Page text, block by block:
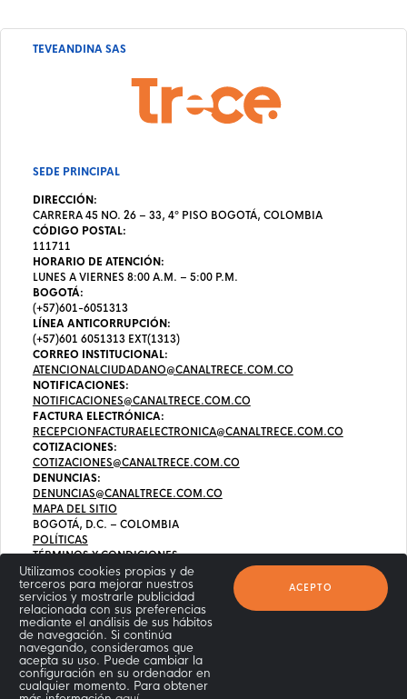
Utilizamos cookies propias y de
terceros para mejorar nuestros
servicios y mostrarle publicidad
relacionada con sus preferencias
mediante el análisis de sus hábitos
de navegación. Si continúa
navegando, consideramos que
acepta su uso. Puede cambiar la
configuración en su ordenador en
cualquier momento. Para obtener
ACEPTO
TEVEANDINA SAS
SEDE PRINCIPAL
DIRECCIÓN:
CARRERA 45 NO. 26 – 33, 4º PISO BOGOTÁ, COLOMBIA
CÓDIGO POSTAL:
111711
HORARIO DE ATENCIÓN:
LUNES A VIERNES 8:00 A.M. – 5:00 P.M.
BOGOTÁ:
(+57)601-6051313
LÍNEA ANTICORRUPCIÓN:
(+57)601 6051313 EXT(1313)
CORREO INSTITUCIONAL:
ATENCIONALCIUDADANO@CANALTRECE.COM.CO
NOTIFICACIONES:
NOTIFICACIONES@CANALTRECE.COM.CO
FACTURA ELECTRÓNICA:
RECEPCIONFACTURAELECTRONICA@CANALTRECE.COM.CO
COTIZACIONES:
COTIZACIONES@CANALTRECE.COM.CO
DENUNCIAS:
DENUNCIAS@CANALTRECE.COM.CO
MAPA DEL SITIO
BOGOTÁ, D.C. – COLOMBIA
POLÍTICAS
TÉRMINOS Y CONDICIONES